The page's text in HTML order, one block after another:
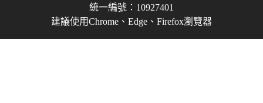
統一編號：10927401
建議使用Chrome、Edge、Firefox瀏覽器